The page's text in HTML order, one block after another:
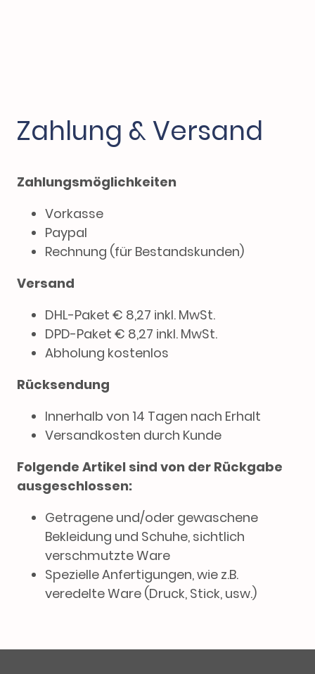
Zahlung & Versand
Zahlungsmöglichkeiten
Vorkasse
Paypal
Rechnung (für Bestandskunden)
Versand
DHL-Paket € 8,27 inkl. MwSt.
DPD-Paket € 8,27 inkl. MwSt.
Abholung kostenlos
Rücksendung
Innerhalb von 14 Tagen nach Erhalt
Versandkosten durch Kunde
Folgende Artikel sind von der Rückgabe
ausgeschlossen:
Getragene und/oder gewaschene
Bekleidung und Schuhe, sichtlich
verschmutzte Ware
Spezielle Anfertigungen, wie z.B.
veredelte Ware (Druck, Stick, usw.)